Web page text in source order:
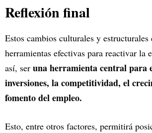
Reflexión final
Estos cambios culturales y estructurales
herramientas efectivas para reactivar la
así, ser una herramienta central para
inversiones, la competitividad, el
fomento del empleo.
Esto, entre otros factores, permitirá